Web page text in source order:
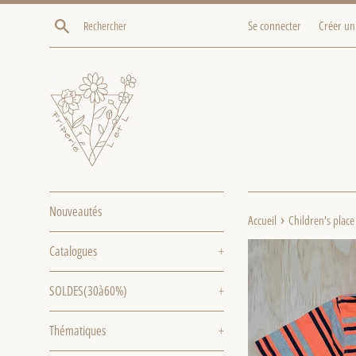
Passer
Recherche Se connecter Créer
Nouveautés
Catalogues +
SOLDES(30à60%) +
Thématiques +
Accueil › Children's place